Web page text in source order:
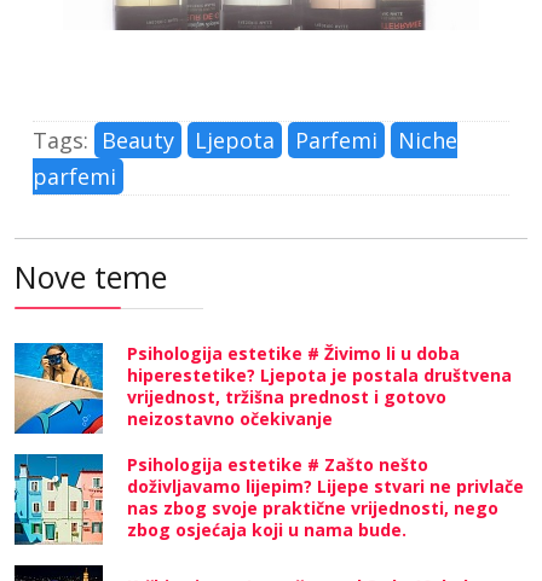
Tags: Beauty Ljepota Parfemi
Niche
parfemi
Nove teme
Psihologija estetike # Živimo li u doba
hiperestetike? Ljepota je postala društvena
vrijednost, tržišna prednost i gotovo
neizostavno očekivanje
Psihologija estetike # Zašto nešto
doživljavamo lijepim? Lijepe stvari ne privlače
nas zbog svoje praktične vrijednosti, nego
zbog osjećaja koji u nama bude.